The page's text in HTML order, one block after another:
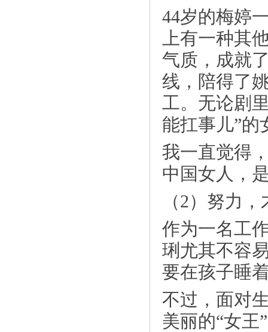
44岁的梅婷
上有一种其
气质，成就
线，陪得了
工。无论剧
能扛事儿”的
我一直觉得
中国女人，
（2）努力
作为一名工
琍尤其不容
要在孩子睡
不过，面对
美丽的“女王